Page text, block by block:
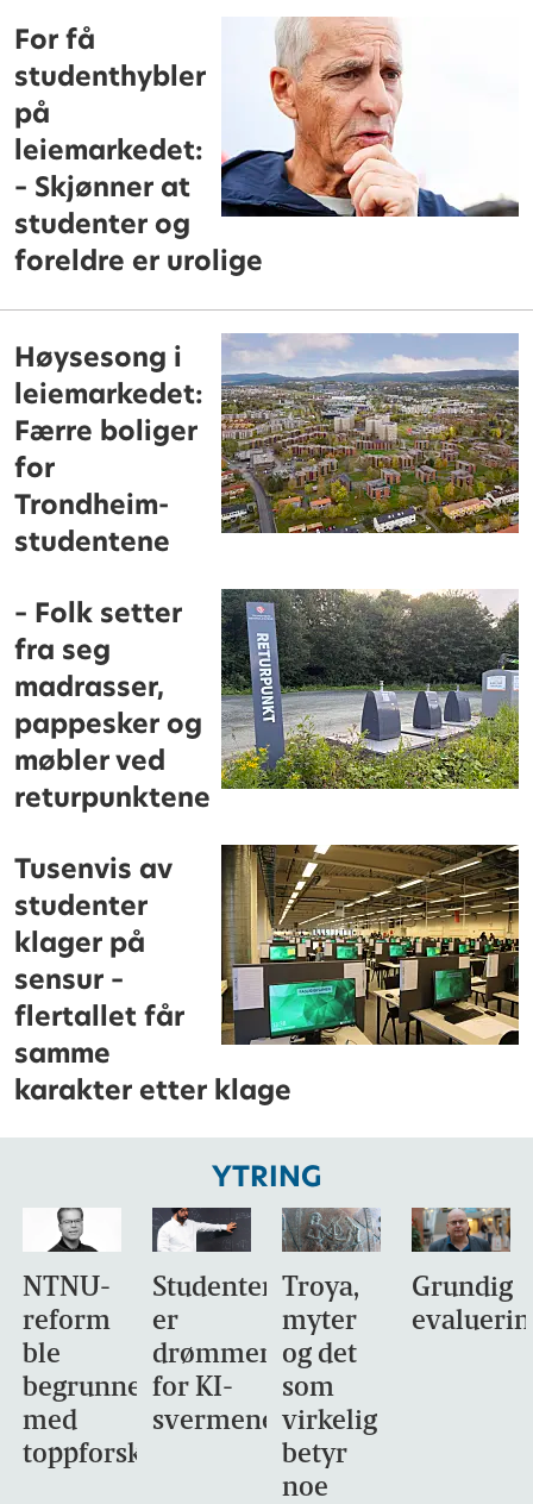
For få
studenthybler
på
leiemarkedet:
– Skjønner at
studenter og
foreldre er urolige
Høysesong i
leiemarkedet:
Færre boliger
for
Trondheim-
studentene
– Folk setter
fra seg
madrasser,
pappesker og
møbler ved
returpunktene
Tusenvis av
studenter
klager på
sensur –
flertallet får
samme
karakter etter klage
YTRING
NTNU-
reform
ble
begrunnet
med
toppforskning
Studentene
er
drømmemålet
for KI-
svermene
Troya,
myter
og det
som
virkelig
betyr
noe
Grundig